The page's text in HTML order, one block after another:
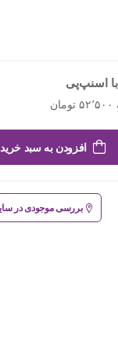
اسنپ‌پی
افزودن به سبد خرید
بررسی موجودی در